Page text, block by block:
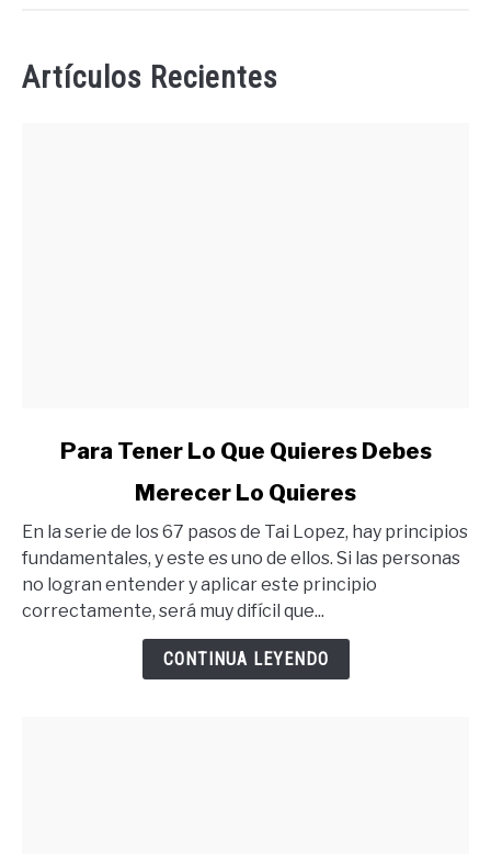
Artículos Recientes
Tener
Lo
Que
Quieres
Para Tener Lo Que Quieres Debes
Merecer Lo Quieres
En la serie de los 67 pasos de Tai Lopez, hay principios
fundamentales, y este es uno de ellos. Si las personas
no logran entender y aplicar este principio
correctamente, será muy difícil que...
CONTINUA LEYENDO